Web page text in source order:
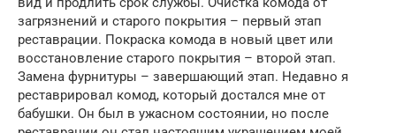
загрязнений и старого покрытия – первый этап
реставрации. Покраска комода в новый цвет или
восстановление старого покрытия – второй этап.
Замена фурнитуры – завершающий этап. Недавно я
реставрировал комод, который достался мне от
бабушки. Он был в ужасном состоянии, но после